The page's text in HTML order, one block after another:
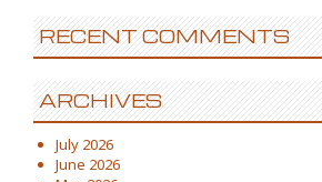
RECENT COMMENTS
ARCHIVES
July 2026
June 2026